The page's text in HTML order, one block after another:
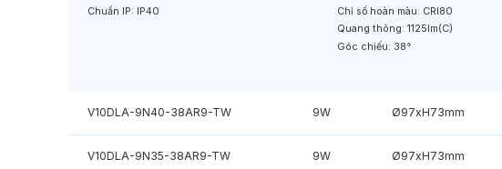
Chuẩn IP: IP40
Chỉ số hoàn màu: CRI80
Quang thông: 1125lm(C)
Góc chiếu: 38°
V10DLA-9N40-38AR9-TW 9W Ø97xH73mm
V10DLA-9N35-38AR9-TW 9W Ø97xH73mm